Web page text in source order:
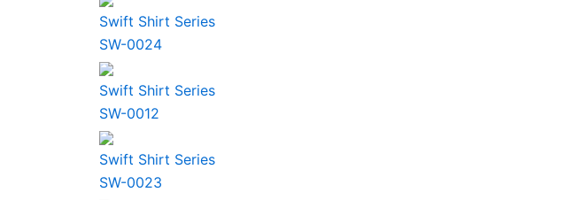
Swift Shirt Series
SW-0024
Swift Shirt Series
SW-0012
Swift Shirt Series
SW-0023